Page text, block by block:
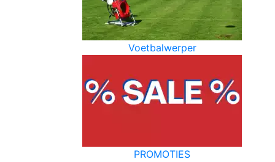
Voetbalwerper
PROMOTIES